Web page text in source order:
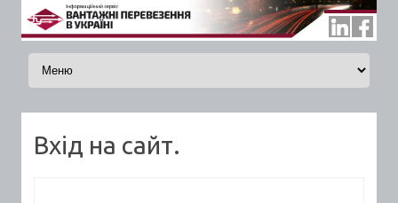
Skip to content
Вхід на сайт.